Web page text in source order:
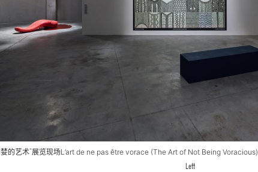
的艺术”展览现场L’art de ne pas être vorace (The Art of Not Being Voracious)
Lett